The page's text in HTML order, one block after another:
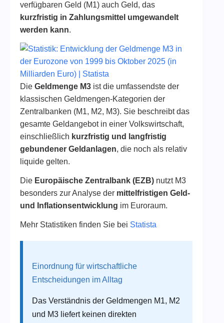
verfügbaren Geld (M1) auch Geld, das
kurzfristig in Zahlungsmittel umgewandelt
werden kann.
Die Geldmenge M3 ist die umfassendste der
klassischen Geldmengen-Kategorien der
Zentralbanken (M1, M2, M3). Sie beschreibt das
gesamte Geldangebot in einer Volkswirtschaft,
einschließlich kurzfristig und langfristig
gebundener Geldanlagen, die noch als relativ
liquide gelten.
Die Europäische Zentralbank (EZB) nutzt M3
besonders zur Analyse der mittelfristigen Geld-
und Inflationsentwicklung im Euroraum.
Mehr Statistiken finden Sie bei Statista
Einordnung für wirtschaftliche
Entscheidungen im Alltag
Das Verständnis der Geldmengen M1, M2
und M3 liefert keinen direkten